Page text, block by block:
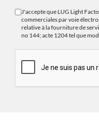
J'accepte que LUG Light
commerciales par voie
relative à la fourniture de
no 144; acte 1204 tel que